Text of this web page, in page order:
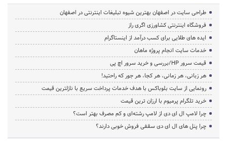
طراحی سایت در اصفهان بهترین شیوه تبلیغات اینترنتی در اصفهان
فروشگاه اینترنتی کشاورزی اگری راز
ایده های طلایی برای کسب درآمد از اینستاگرام
خدمات سایت انجام پروژه ماهان
قیمت سرور HP/بررسی و خرید سرور اچ پی
هر زبانی، هر زمانی، هر کجا، هر جور که راحتید!
رونمایی از سایت بلوباکس با هدف خدمات پرداخت سریع با نازلترین قیمت
خرید تلگرام پرمیوم با ارزان ترین قیمت
چرا لامپ ال ای دی از لامپ رشته‌ای و کم مصرف بهتر است؟
چرا پنل های ال ای دی سقفی فروش خوبی دارند؟